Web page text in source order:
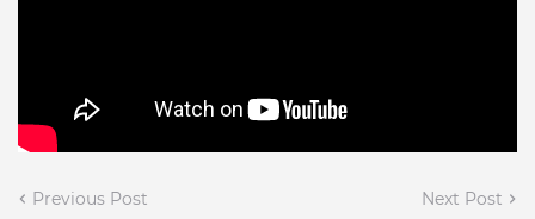
Previous Post Next Post